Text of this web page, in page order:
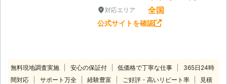
対応エリア 全国
公式サイトを確認
無料現地調査実施 安心の保証付 低価格で丁寧な仕事
365日24時
間対応
サポート万全 経験豊富 ご好評・高いリピート率
見積